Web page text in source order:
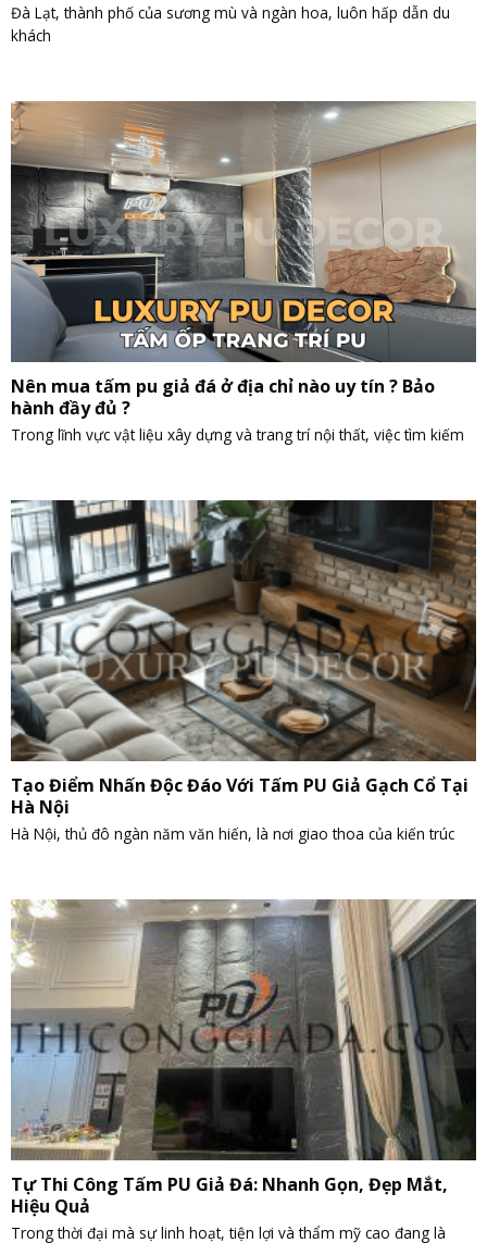
Đà Lạt, thành phố của sương mù và ngàn hoa, luôn hấp dẫn du
khách
Nên mua tấm pu giả đá ở địa chỉ nào uy tín ? Bảo
hành đầy đủ ?
Trong lĩnh vực vật liệu xây dựng và trang trí nội thất, việc tìm kiếm
Tạo Điểm Nhấn Độc Đáo Với Tấm PU Giả Gạch Cổ Tại
Hà Nội
Hà Nội, thủ đô ngàn năm văn hiến, là nơi giao thoa của kiến trúc
Tự Thi Công Tấm PU Giả Đá: Nhanh Gọn, Đẹp Mắt,
Hiệu Quả
Trong thời đại mà sự linh hoạt, tiện lợi và thẩm mỹ cao đang là